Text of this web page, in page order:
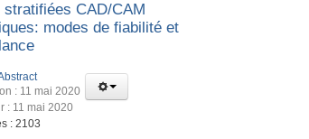
stratifiées CAD/CAM
modes de fiabilité et
: 11 mai 2020
: 11 mai 2020
: 2103